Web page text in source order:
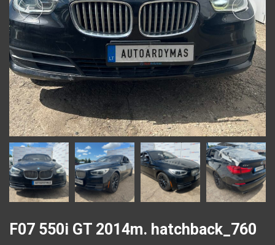
F07 550i GT 2014m. hatchback_760